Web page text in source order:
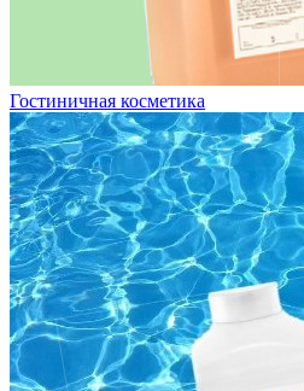
Гостиничная косметика